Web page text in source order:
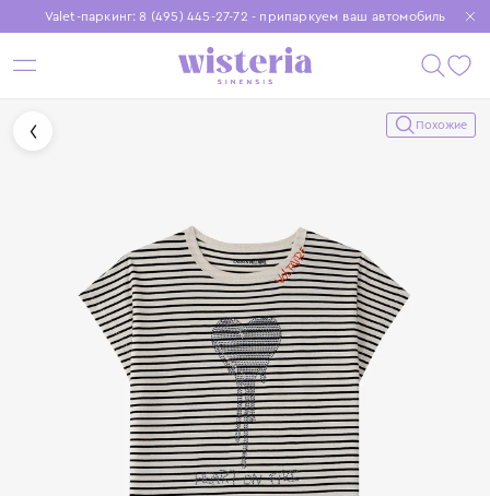
Valet-паркинг: 8 (495) 445-27-72 - припаркуем ваш автомобиль
Бесплатная доставка при заказе от 15 000 ₽
Установите приложение, чтобы покупки были еще удобнее
Похожие